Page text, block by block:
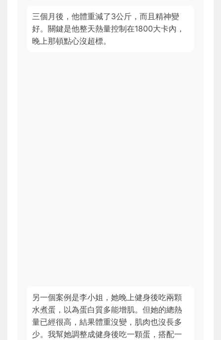
三個月後，他體重減了3公斤，而且精神變
好。關鍵是他整天熱量控制在1800大卡內，
晚上那頓點心沒超標。
另一個案例是李小姐，她晚上健身後吃兩顆
水煮蛋，以為蛋白質多能增肌。但她的總熱
量已經很高，結果體重沒變，肌肉也沒長多
少。我幫她調整成健身後吃一顆蛋，搭配一